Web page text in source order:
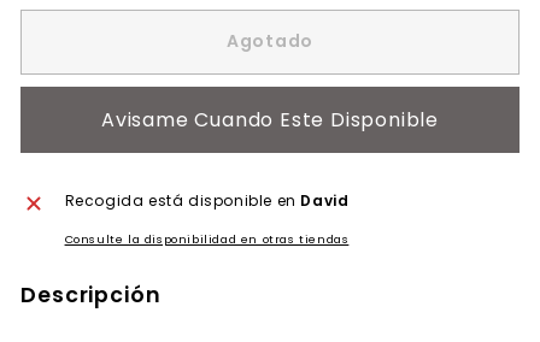
Agotado
Avisame Cuando Este Disponible
Recogida está disponible en David
Consulte la disponibilidad en otras tiendas
Descripción